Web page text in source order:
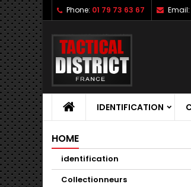
Phone: 01 79 73 63 67 Email:
IDENTIFICATION
HOME
identification
Collectionneurs